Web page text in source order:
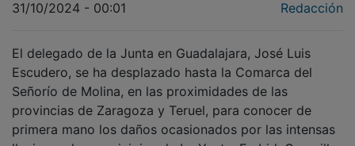
Escudero, se ha desplazado hasta la Comarca del
Señorío de Molina, en las proximidades de las
provincias de Zaragoza y Teruel, para conocer de
primera mano los daños ocasionados por las intensas
lluvias en los municipios de La Yunta, Embid, Campillo